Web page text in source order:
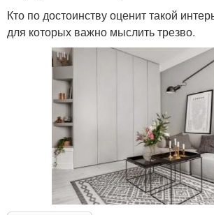
Кто по достоинству оценит такой
для которых важно мыслить трезво.